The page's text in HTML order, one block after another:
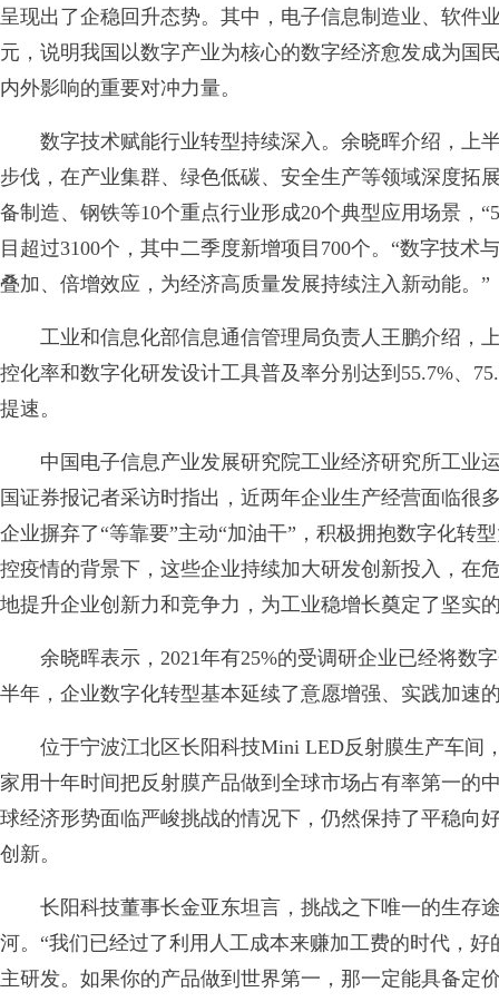
呈现出了企稳回升态势。其中，电子信息制造业、软件
元，说明我国以数字产业为核心的数字经济愈发成为国
内外影响的重要对冲力量。
数字技术赋能行业转型持续深入。余晓晖介绍，上
步伐，在产业集群、绿色低碳、安全生产等领域深度拓
备制造、钢铁等10个重点行业形成20个典型应用场景，
目超过3100个，其中二季度新增项目700个。“数字技
叠加、倍增效应，为经济高质量发展持续注入新动能。”
工业和信息化部信息通信管理局负责人王鹏介绍，
控化率和数字化研发设计工具普及率分别达到55.7%、
提速。
中国电子信息产业发展研究院工业经济研究所工业
国证券报记者采访时指出，近两年企业生产经营面临很
企业摒弃了“等靠要”主动“加油干”，积极拥抱数字化转
控疫情的背景下，这些企业持续加大研发创新投入，在
地提升企业创新力和竞争力，为工业稳增长奠定了坚实
余晓晖表示，2021年有25%的受调研企业已经将数
半年，企业数字化转型基本延续了意愿增强、实践加速
位于宁波江北区长阳科技Mini LED反射膜生产车间
家用十年时间把反射膜产品做到全球市场占有率第一的
球经济形势面临严峻挑战的情况下，仍然保持了平稳向
创新。
长阳科技董事长金亚东坦言，挑战之下唯一的生存
河。“我们已经过了利用人工成本来赚加工费的时代，
主研发。如果你的产品做到世界第一，那一定能具备定